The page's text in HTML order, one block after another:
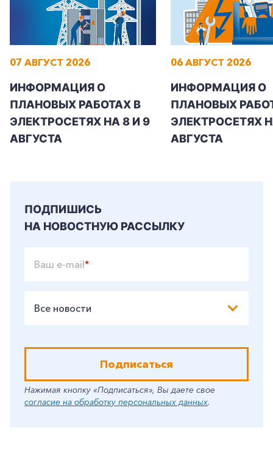
Заказать обратный звонок
07 АВГУСТ 2026
ИНФОРМАЦИЯ О
ПЛАНОВЫХ РАБОТАХ В
ЭЛЕКТРОСЕТЯХ НА 8 И 9
АВГУСТА
06 АВГУСТ 2026
ИНФОРМАЦИЯ О
ПЛАНОВЫХ
ЭЛЕКТРОСЕТЯХ
АВГУСТА
ПОДПИШИСЬ
НА НОВОСТНУЮ РАССЫЛКУ
Ваш e-mail*
Все новости
Подписаться
Нажимая кнопку «Подписаться», Вы даете свое
согласие на обработку персональных данных.